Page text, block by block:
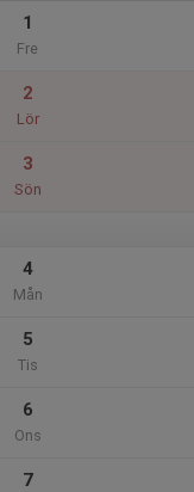
1
Fre
2
Lör
3
Sön
4
Mån
5
Tis
6
Ons
7